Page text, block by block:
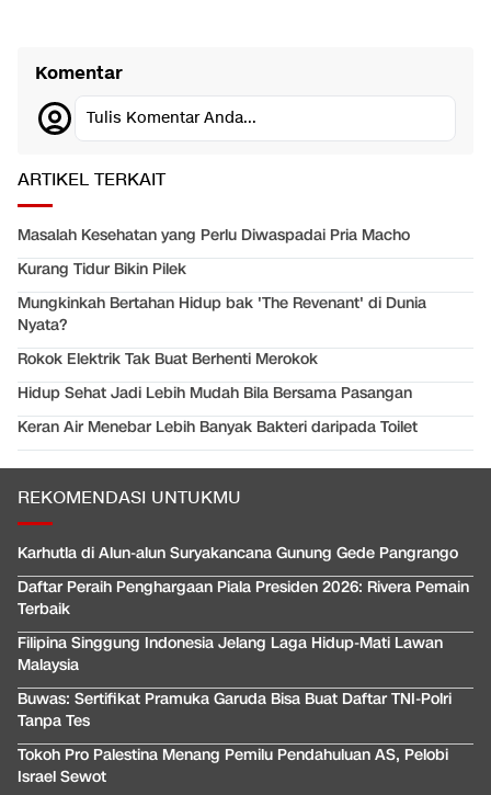
Komentar
Tulis Komentar Anda...
ARTIKEL TERKAIT
Masalah Kesehatan yang Perlu Diwaspadai Pria Macho
Kurang Tidur Bikin Pilek
Mungkinkah Bertahan Hidup bak 'The Revenant' di Dunia
Nyata?
Rokok Elektrik Tak Buat Berhenti Merokok
Hidup Sehat Jadi Lebih Mudah Bila Bersama Pasangan
Keran Air Menebar Lebih Banyak Bakteri daripada Toilet
REKOMENDASI UNTUKMU
Karhutla di Alun-alun Suryakancana Gunung Gede Pangrango
Daftar Peraih Penghargaan Piala Presiden 2026: Rivera Pemain
Terbaik
Filipina Singgung Indonesia Jelang Laga Hidup-Mati Lawan
Malaysia
Buwas: Sertifikat Pramuka Garuda Bisa Buat Daftar TNI-Polri
Tanpa Tes
Tokoh Pro Palestina Menang Pemilu Pendahuluan AS, Pelobi
Israel Sewot